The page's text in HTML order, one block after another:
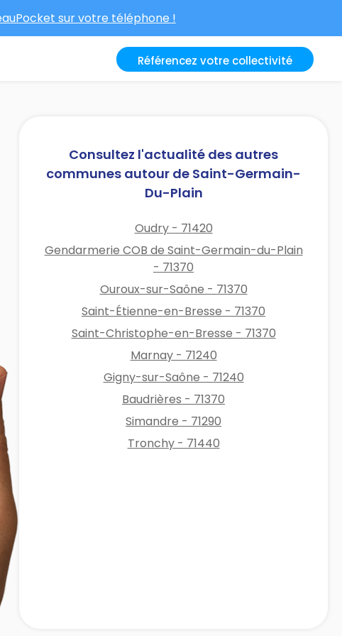
sur votre téléphone !
Référencez votre collectivité
Consultez l'actualité des autres
communes autour de Saint-Germain-
Du-Plain
Oudry - 71420
Gendarmerie COB de Saint-Germain-du-Plain
- 71370
Ouroux-sur-Saône - 71370
Saint-Étienne-en-Bresse - 71370
Saint-Christophe-en-Bresse - 71370
Marnay - 71240
Gigny-sur-Saône - 71240
Baudrières - 71370
Simandre - 71290
Tronchy - 71440